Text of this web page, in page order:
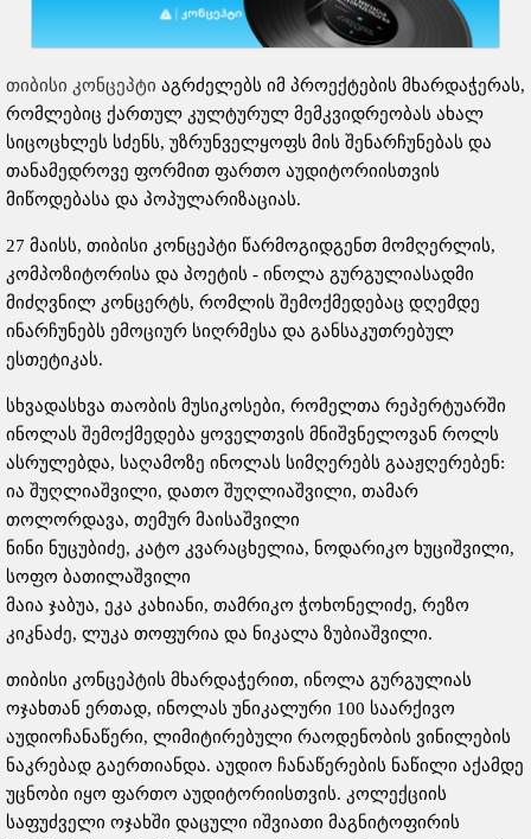
თიბისი კონცეპტი აგრძელებს იმ პროექტების მხარდაჭერას,
რომლებიც ქართულ კულტურულ მემკვიდრეობას ახალ
სიცოცხლეს სძენს, უზრუნველყოფს მის შენარჩუნებას და
თანამედროვე ფორმით ფართო აუდიტორიისთვის
მიწოდებასა და პოპულარიზაციას.
27 მაისს, თიბისი კონცეპტი წარმოგიდგენთ მომღერლის,
კომპოზიტორისა და პოეტის - ინოლა გურგულიასადმი
მიძღვნილ კონცერტს, რომლის შემოქმედებაც დღემდე
ინარჩუნებს ემოციურ სიღრმესა და განსაკუთრებულ
ესთეტიკას.
სხვადასხვა თაობის მუსიკოსები, რომელთა რეპერტუარში
ინოლას შემოქმედება ყოველთვის მნიშვნელოვან როლს
ასრულებდა, საღამოზე ინოლას სიმღერებს გააჟღერებენ:
ია შუღლიაშვილი, დათო შუღლიაშვილი, თამარ
თოლორდავა, თემურ მაისაშვილი
ნინი ნუცუბიძე, კატო კვარაცხელია, ნოდარიკო ხუციშვილი,
სოფო ბათილაშვილი
მაია ჯაბუა, ეკა კახიანი, თამრიკო ჭოხონელიძე, რეზო
კიკნაძე, ლუკა თოფურია და ნიკალა ზუბიაშვილი.
თიბისი კონცეპტის მხარდაჭერით, ინოლა გურგულიას
ოჯახთან ერთად, ინოლას უნიკალური 100 საარქივო
აუდიოჩანაწერი, ლიმიტირებული რაოდენობის ვინილების
ნაკრებად გაერთიანდა. აუდიო ჩანაწერების ნაწილი აქამდე
უცნობი იყო ფართო აუდიტორიისთვის. კოლექციის
საფუძველი ოჯახში დაცული იშვიათი მაგნიტოფირის